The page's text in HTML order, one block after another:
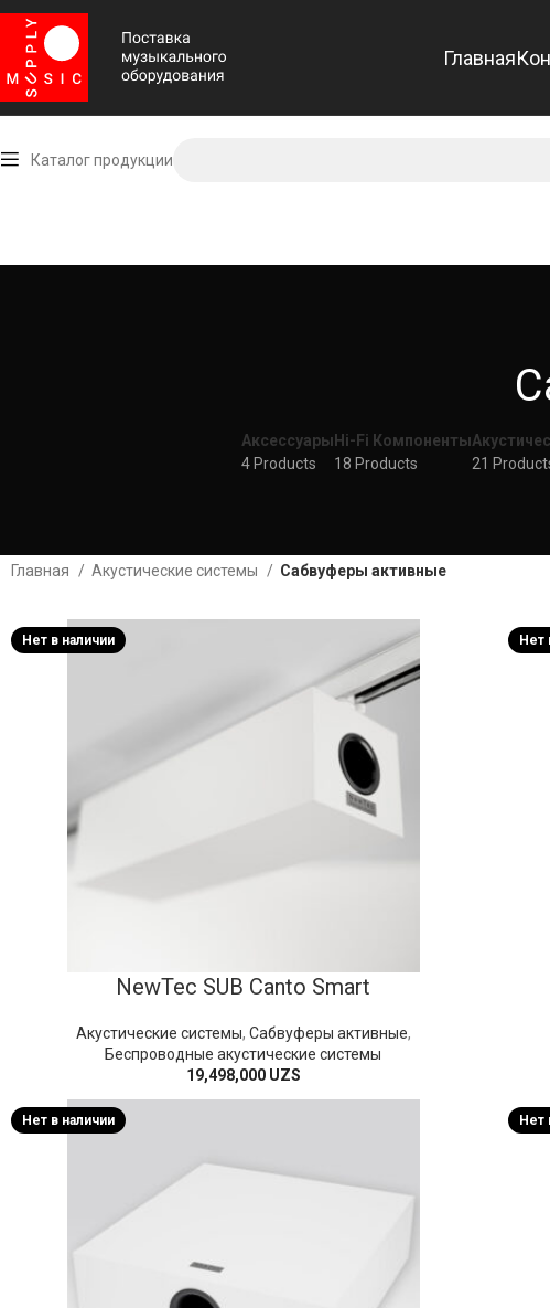
Главная
Каталог продукции
Аксессуары
4 Products
Hi-Fi Компоненты
18 Products
21
Главная Акустические системы Сабвуферы активные
Нет в наличии
NewTec SUB Canto Smart
Акустические системы, Сабвуферы активные,
Беспроводные акустические системы
19,498,000 UZS
Нет
Нет в наличии Нет